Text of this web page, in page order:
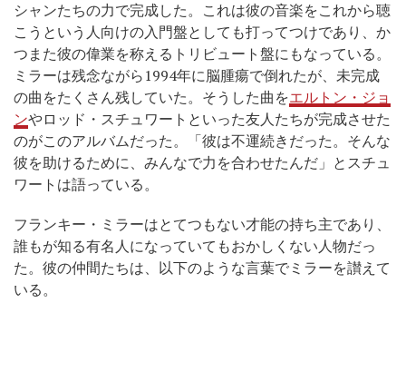
シャンたちの力で完成した。これは彼の音楽をこれから聴
こうという人向けの入門盤としても打ってつけであり、か
つまた彼の偉業を称えるトリビュート盤にもなっている。
ミラーは残念ながら1994年に脳腫瘍で倒れたが、未完成
の曲をたくさん残していた。そうした曲をエルトン・ジョ
ンやロッド・スチュワートといった友人たちが完成させた
のがこのアルバムだった。「彼は不運続きだった。そんな
彼を助けるために、みんなで力を合わせたんだ」とスチュ
ワートは語っている。
フランキー・ミラーはとてつもない才能の持ち主であり、
誰もが知る有名人になっていてもおかしくない人物だっ
た。彼の仲間たちは、以下のような言葉でミラーを讃えて
いる。